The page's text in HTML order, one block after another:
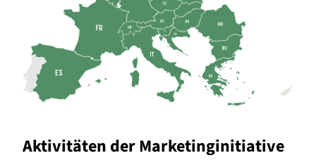
Aktivitäten der Marketinginitiative